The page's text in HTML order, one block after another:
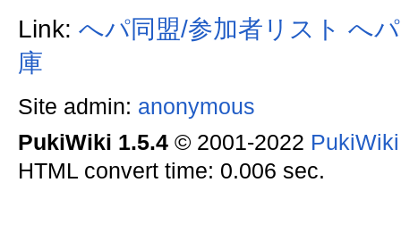
Link: へパ同盟/参加者リスト へ
庫
Site admin: anonymous
PukiWiki 1.5.4© 2001-2022
HTML convert time: 0.006 sec.